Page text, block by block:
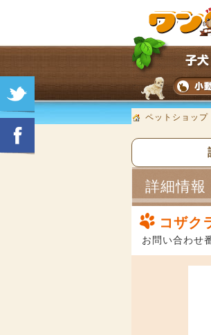
ペットショッ
詳細情報
コザク
お問い合わ